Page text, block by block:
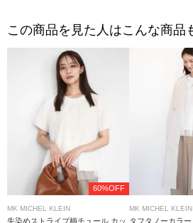
この商品を見た人はこんな商品
60%OFF
MK MICHEL KLEIN
先染めストライプ柄チュール カッ
MK MICHEL KLEIN
タフタノーカラ